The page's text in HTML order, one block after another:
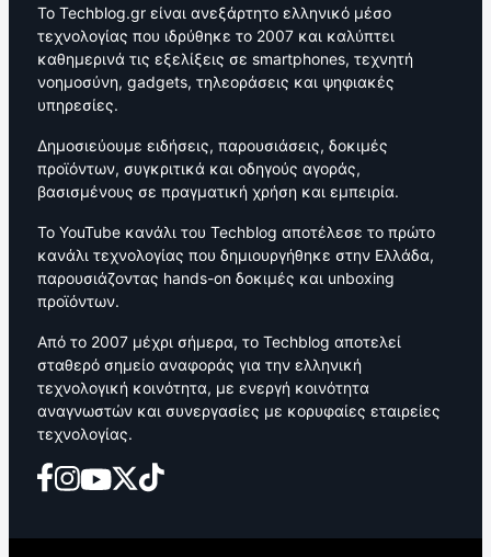
Το Techblog.gr είναι ανεξάρτητο ελληνικό μέσο
τεχνολογίας που ιδρύθηκε το 2007 και καλύπτει
καθημερινά τις εξελίξεις σε smartphones, τεχνητή
νοημοσύνη, gadgets, τηλεοράσεις και ψηφιακές
υπηρεσίες.
Δημοσιεύουμε ειδήσεις, παρουσιάσεις, δοκιμές
προϊόντων, συγκριτικά και οδηγούς αγοράς,
βασισμένους σε πραγματική χρήση και εμπειρία.
Το YouTube κανάλι του Techblog αποτέλεσε το πρώτο
κανάλι τεχνολογίας που δημιουργήθηκε στην Ελλάδα,
παρουσιάζοντας hands-on δοκιμές και unboxing
προϊόντων.
Από το 2007 μέχρι σήμερα, το Techblog αποτελεί
σταθερό σημείο αναφοράς για την ελληνική
τεχνολογική κοινότητα, με ενεργή κοινότητα
αναγνωστών και συνεργασίες με κορυφαίες εταιρείες
τεχνολογίας.